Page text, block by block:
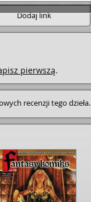
Dodaj link
pierwszą.
recenzji tego dzieła.